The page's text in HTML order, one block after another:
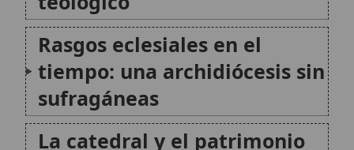
Historia de los obispos y
memoria de prelados
Territorio eclesiástico:
cambios recientes y
traslados parroquiales